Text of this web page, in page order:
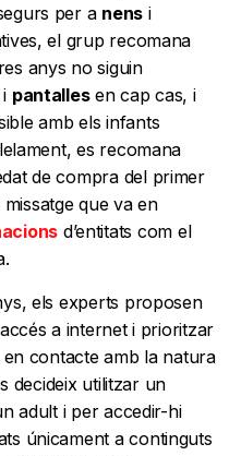
per a nens i
el grup recomana
anys no siguin
pantallesen cap cas, i
amb els infants
es recomana
de compra del primer
que va en
d’entitats com el
els experts proposen
a internet i prioritzar
contacte amb la natura
decideix utilitzar un
adult i per accedir-hi
únicament a continguts